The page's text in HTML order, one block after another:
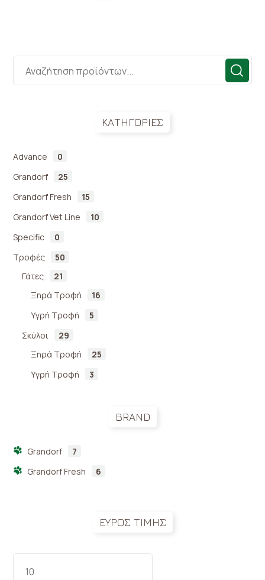
ΚΑΤΗΓΟΡΙΕΣ
Advance
0
Grandorf
25
Grandorf Fresh
15
Grandorf Vet Line
10
Specific
0
Τροφές
50
Γάτες
21
Ξηρά Τροφή
16
Υγρή Τροφή
5
Σκύλοι
29
Ξηρά Τροφή
25
Υγρή Τροφή
3
BRAND
Grandorf
7
Grandorf Fresh
6
ΕΥΡΟΣ ΤΙΜΗΣ